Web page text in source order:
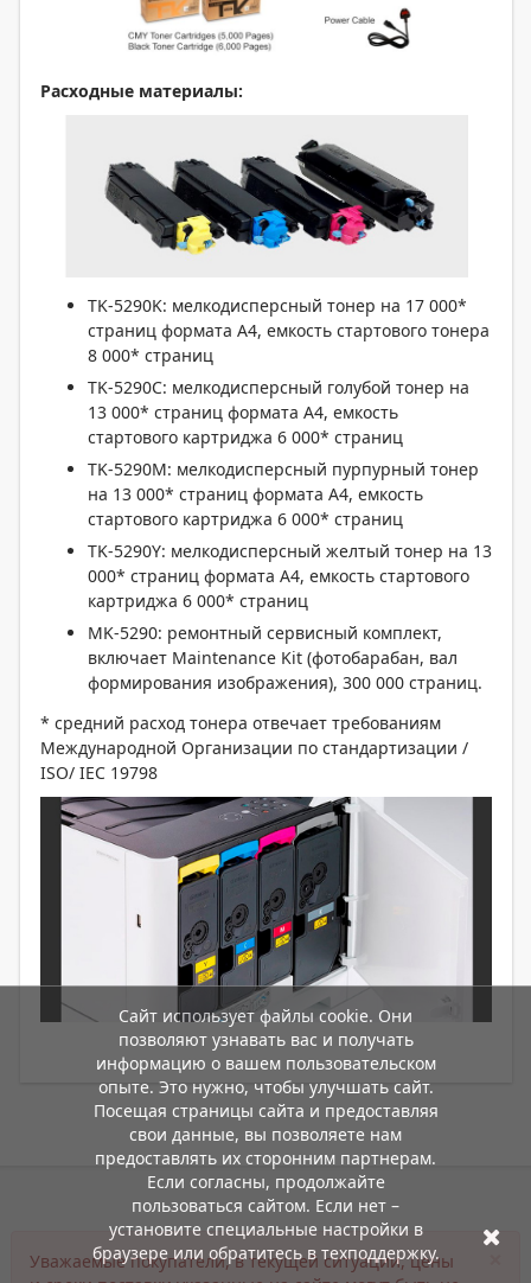
Расходные материалы:
TK-5290K: мелкодисперсный тонер на 17 000*
страниц формата А4, емкость стартового тонера
8 000* страниц
TK-5290C: мелкодисперсный голубой тонер на
13 000* страниц формата А4, емкость
стартового картриджа 6 000* страниц
TK-5290M: мелкодисперсный пурпурный тонер
на 13 000* страниц формата А4, емкость
стартового картриджа 6 000* страниц
TK-5290Y: мелкодисперсный желтый тонер на 13
000* страниц формата А4, емкость стартового
картриджа 6 000* страниц
MK-5290: ремонтный сервисный комплект,
включает Maintenance Kit (фотобарабан, вал
формирования изображения), 300 000 страниц.
* средний расход тонера отвечает требованиям
Международной Организации по стандартизации /
ISO/ IEC 19798
Уважаемые покупатели, в текущей ситуации, цены
Сайт использует файлы cookie. Они
позволяют узнавать вас и получать
информацию о вашем пользовательском
опыте. Это нужно, чтобы улучшать сайт.
Посещая страницы сайта и предоставляя
свои данные, вы позволяете нам
предоставлять их сторонним партнерам.
Если согласны, продолжайте
пользоваться сайтом. Если нет –
установите специальные настройки в
браузере или обратитесь в техподдержку.